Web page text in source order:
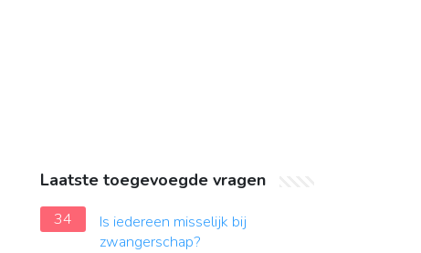
Laatste toegevoegde vragen
34
Is iedereen misselijk bij
zwangerschap?